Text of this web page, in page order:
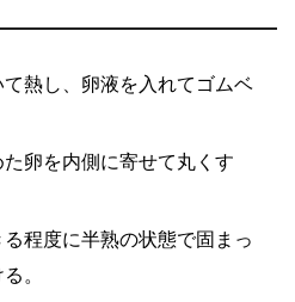
熱し、卵液を入れてゴムベ
卵を内側に寄せて丸くす
程度に半熟の状態で固まっ
。